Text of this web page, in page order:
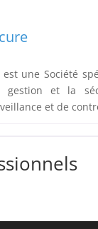
une Société
gestion et la
et de